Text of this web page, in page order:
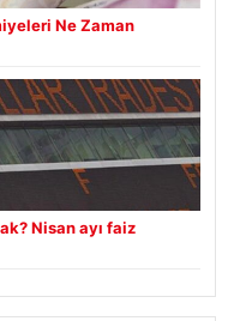
Ne Zaman
Nisan ayı faiz